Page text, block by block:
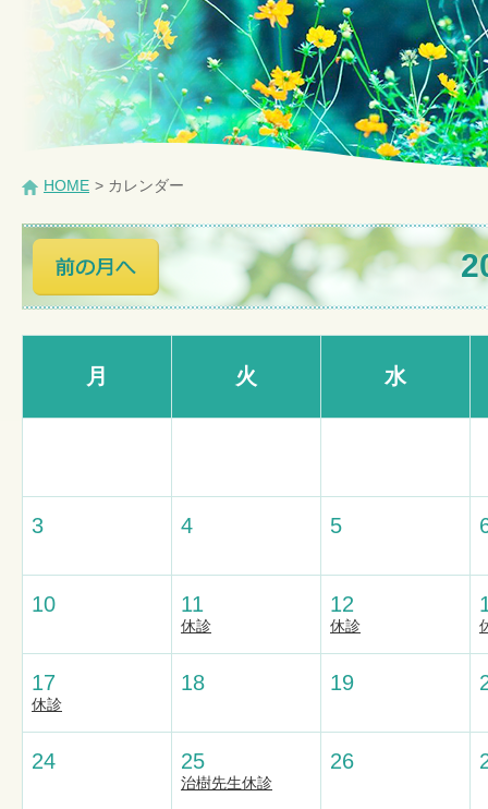
HOME > カレンダー
月 火 水
3 4 5
10 11
休診
12
休診
17
休診
18 19
24 25
治樹先生休診
26